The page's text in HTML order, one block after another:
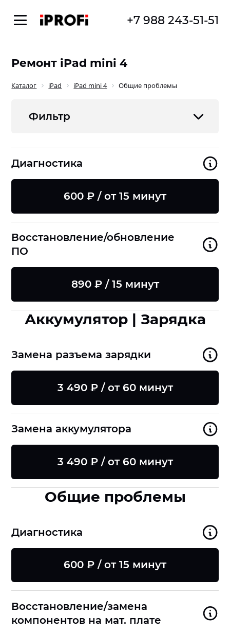
+7 988 243-51-51
Ремонт iPad mini 4
Каталог iPad iPad mini 4 Общие проблемы
Фильтр
Диагностика
600 ₽ / от 15 минут
Восстановление/обновление
ПО
890 ₽ / 15 минут
Аккумулятор | Зарядка
Замена разъема зарядки
3 490 ₽ / от 60 минут
Замена аккумулятора
3 490 ₽ / от 60 минут
Общие проблемы
Диагностика
600 ₽ / от 15 минут
Восстановление/замена
компонентов на мат. плате